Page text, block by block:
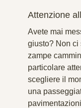
Attenzione
Avete mai
giusto? Non ci
zampe
particolare
scegliere il
una